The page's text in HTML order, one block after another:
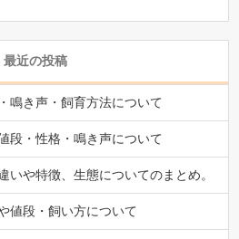
最近の投稿
鳴き声・飼育方法について
段・性格・鳴き声について
いや特徴、生態についてのまとめ。
値段・飼い方について